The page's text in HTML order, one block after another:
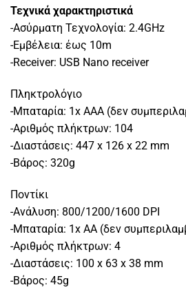
Τεχνικά χαρακτηριστικά
-Ασύρματη Τεχνολογία: 2.4GHz
-Εμβέλεια: έως 10m
-Receiver: USB Nano receiver
Πληκτρολόγιο
-Μπαταρία: 1x AΑΑ (δεν
-Αριθμός πλήκτρων: 104
-Διαστάσεις: 447 x 126 x 22 mm
-Βάρος: 320g
Ποντίκι
-Ανάλυση: 800/1200/1600 DPI
-Μπαταρία: 1x AA (δεν
-Αριθμός πλήκτρων: 4
-Διαστάσεις: 100 x 63 x 38 mm
-Βάρος: 45g